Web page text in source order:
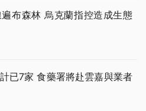
布森林 烏克蘭指控造成生態
已7家 食藥署將赴雲嘉與業者